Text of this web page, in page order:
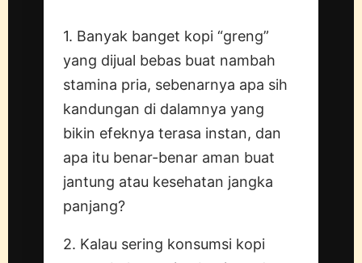
1. Banyak banget kopi “greng”
yang dijual bebas buat nambah
stamina pria, sebenarnya apa sih
kandungan di dalamnya yang
bikin efeknya terasa instan, dan
apa itu benar-benar aman buat
jantung atau kesehatan jangka
panjang?
2. Kalau sering konsumsi kopi